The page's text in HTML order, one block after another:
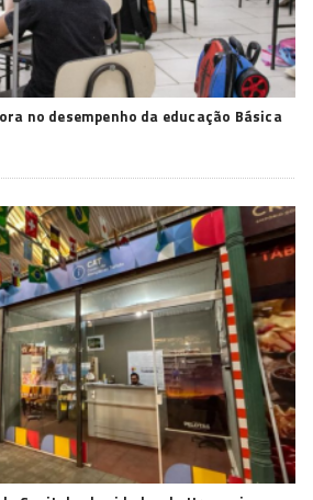
no desempenho da educação Básica